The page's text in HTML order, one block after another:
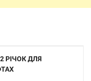
РІЧОК ДЛЯ